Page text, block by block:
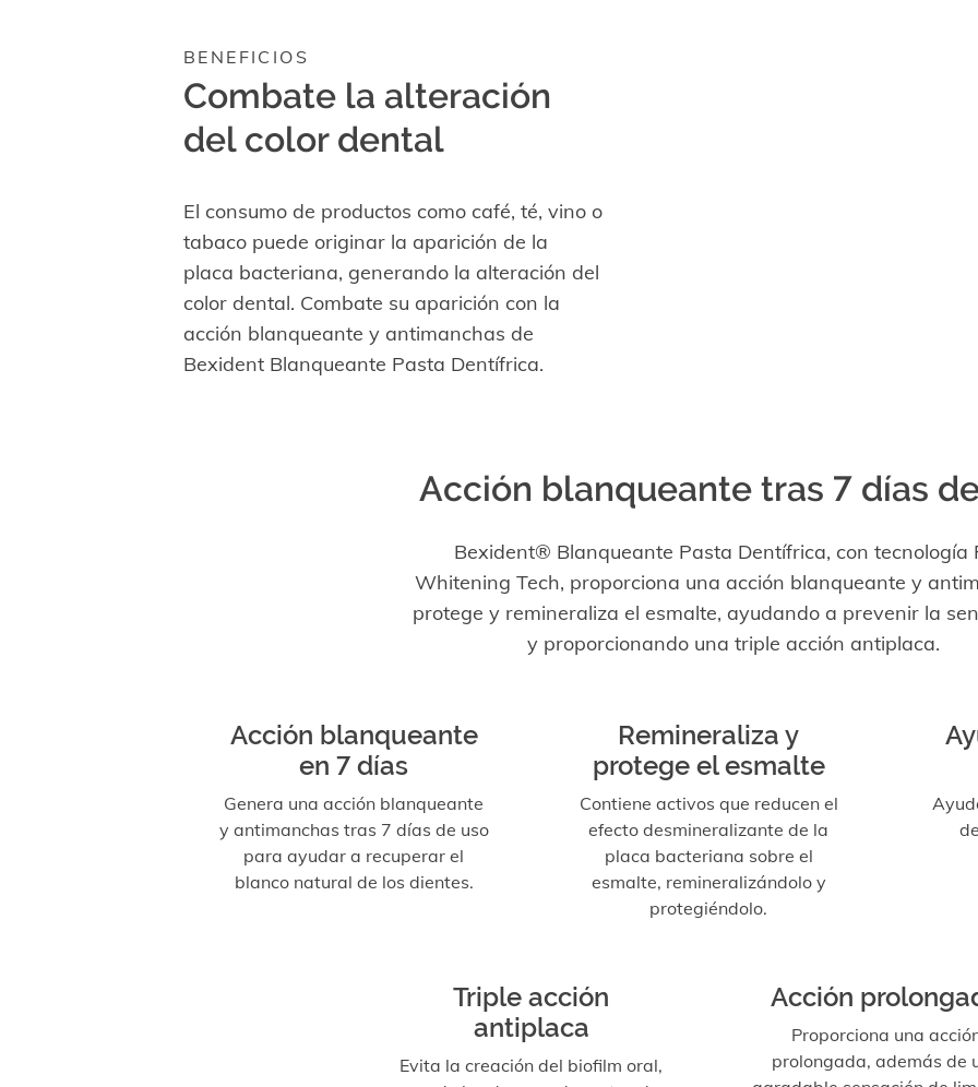
BENEFICIOS
Combate la alteración
del color dental
El consumo de productos como café, té, vino o
tabaco puede originar la aparición de la
placa bacteriana, generando la alteración del
color dental. Combate su aparición con la
acción blanqueante y antimanchas de
Bexident Blanqueante Pasta Dentífrica.
Acción blanqueante tras 7 días
Bexident® Blanqueante Pasta Dentífrica, con tecnología
Whitening Tech, proporciona una acción blanqueante y
protege y remineraliza el esmalte, ayudando a prevenir la
y proporcionando una triple acción antiplaca.
Acción blanqueante
en 7 días
Genera una acción blanqueante
y antimanchas tras 7 días de uso
para ayudar a recuperar el
blanco natural de los dientes.
Remineraliza y
protege el esmalte
Contiene activos que reducen el
efecto desmineralizante de la
placa bacteriana sobre el
esmalte, remineralizándolo y
protegiéndolo.
Triple acción
antiplaca
Evita la creación del biofilm oral,
Acción
Proporciona una
prolongada, además de